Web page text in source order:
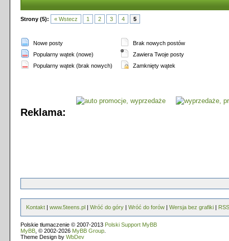
Strony (5): « Wstecz 1 2 3 4 5
Nowe posty
Popularny wątek (nowe)
Popularny wątek (brak nowych)
Brak nowych postów
Zawiera Twoje posty
Zamknięty wątek
Reklama:
Kontakt | www.5teens.pl | Wróć do góry | Wróć do forów | Wersja bez grafiki | RSS
Polskie tłumaczenie © 2007-2013 Polski Support MyBB
MyBB , © 2002-2026 MyBB Group
Theme Design by WbDev